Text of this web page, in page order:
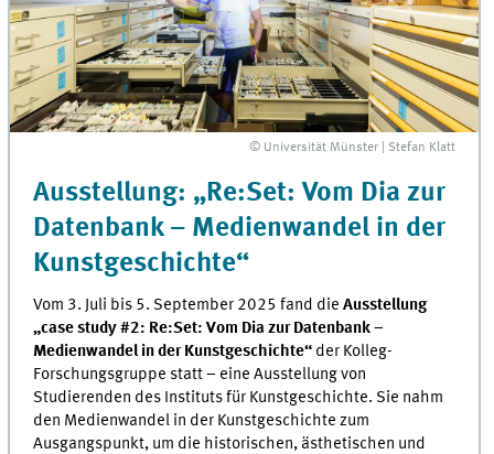
© Universität Münster | Stefan Klatt
Ausstellung: „Re:Set: Vom Dia zur
Datenbank – Medienwandel in der
Kunstgeschichte“
Vom 3. Juli bis 5. September 2025 fand dieAusstellung
„case study #2: Re:Set: Vom Dia zur Datenbank –
Medienwandel in der Kunstgeschichte“ der Kolleg-
Forschungsgruppe statt – eine Ausstellung von
Studierenden des Instituts für Kunstgeschichte. Sie nahm
den Medienwandel in der Kunstgeschichte zum
Ausgangspunkt, um die historischen, ästhetischen und